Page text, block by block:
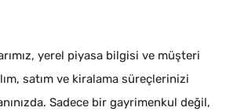
yerel piyasa bilgisi ve müşteri
satım ve kiralama süreçlerinizi
Sadece bir gayrimenkul değil,